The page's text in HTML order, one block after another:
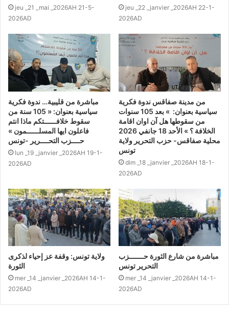
jeu _21 _mai _2026AH 21-5-
2026AD
jeu _22 _janvier _2026AH 22-1-
2026AD
مباشرة من قليبية… ندوة فكرية
سياسية بعنوان: « 105 سنة من
سقوط خلافــــــتكم ماذا انتم
فاعلون ايها المسلــــــمون »
حــــزب التحــــرير -تونس
lun _19 _janvier _2026AH 19-1-
2026AD
من مدينة صفاقس ندوة فكرية
سياسية بعنوان: » بعد 105 سنوات
من سقوطها هل آن اوان اقامة
الخلافة ؟ » الأحد 18 جانفي 2026
محلية صفاقس- حزب التحرير ولاية
تونس
dim _18 _janvier _2026AH 18-1-
2026AD
ولاية تونس: وقفة عز إحياء لذكرى
الثورة
mer _14 _janvier _2026AH 14-1-
2026AD
مباشرة من شارع الثورة حـــــــزب
التحرير تونس
mer _14 _janvier _2026AH 14-1-
2026AD